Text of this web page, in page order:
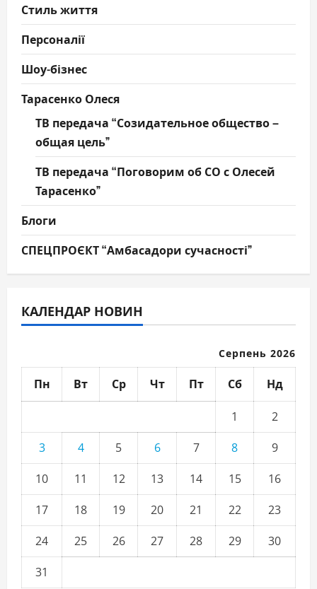
Стиль життя
Персоналії
Шоу-бізнес
Тарасенко Олеся
ТВ передача “Созидательное общество –
общая цель”
ТВ передача “Поговорим об СО с Олесей
Тарасенко”
Блоги
СПЕЦПРОЄКТ “Амбасадори сучасності”
КАЛЕНДАР НОВИН
Серпень 2026
Пн Вт Ср Чт Пт Сб Нд
1
2
3
4 5 6 7 8
9
10
11 12 13 14 15
16
17
18 19 20 21 22
23
24
25 26 27 28 29
30
31